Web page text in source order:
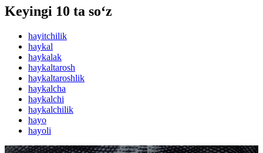
Keyingi 10 ta so‘z
hayitchilik
haykal
haykalak
haykaltarosh
haykaltaroshlik
haykalcha
haykalchi
haykalchilik
hayo
hayoli